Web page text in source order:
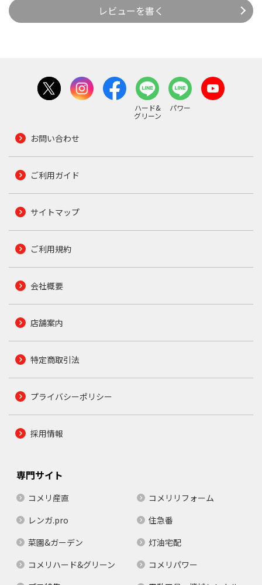
レビューを書く
ハード&
グリーン
パワー
お問い合わせ
ご利用ガイド
サイトマップ
ご利用規約
会社概要
店舗案内
特定商取引法
プライバシーポリシー
採用情報
専門サイト
コメリ産直
コメリリフォーム
レンガ.pro
住急番
菜園&ガーデン
灯油宅配
コメリハード&グリーン
コメリパワー